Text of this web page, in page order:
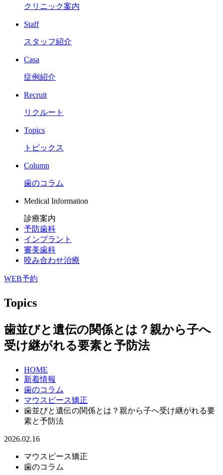
クリニック案内
Staff
スタッフ紹介
Casa
症例紹介
Recruit
リクルート
Topics
トピックス
Column
歯のコラム
Medical Information
診療案内
予防歯科
インプラント
審美歯科
咬み合わせ治療
WEB予約
Topics
歯並びと遺伝の関係とは？親から子へ
受け継がれる要素と予防法
HOME
新着情報
歯のコラム
マウスピース矯正
歯並びと遺伝の関係とは？親から子へ受け継がれる要
素と予防法
2026.02.16
マウスピース矯正
歯のコラム